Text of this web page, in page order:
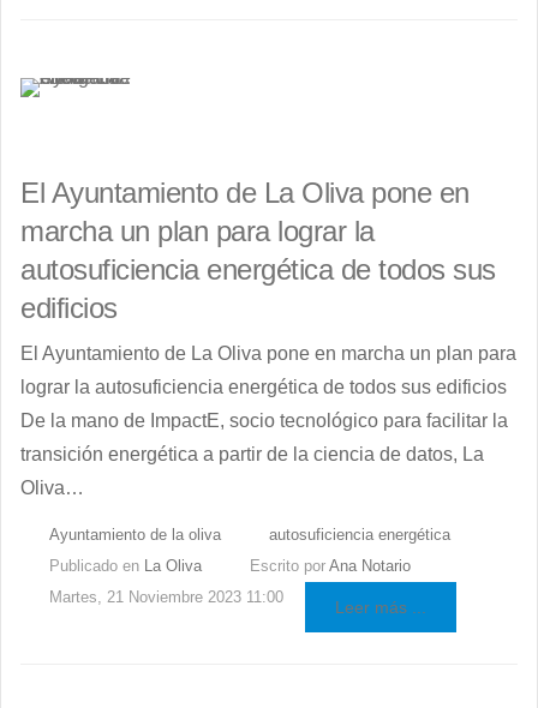
El Ayuntamiento de La Oliva pone en
marcha un plan para lograr la
autosuficiencia energética de todos sus
edificios
El Ayuntamiento de La Oliva pone en marcha un plan para
lograr la autosuficiencia energética de todos sus edificios
De la mano de ImpactE, socio tecnológico para facilitar la
transición energética a partir de la ciencia de datos, La
Oliva…
Ayuntamiento de la oliva
autosuficiencia energética
Publicado en La Oliva Escrito por Ana Notario
Martes, 21 Noviembre 2023 11:00
Leer más ...